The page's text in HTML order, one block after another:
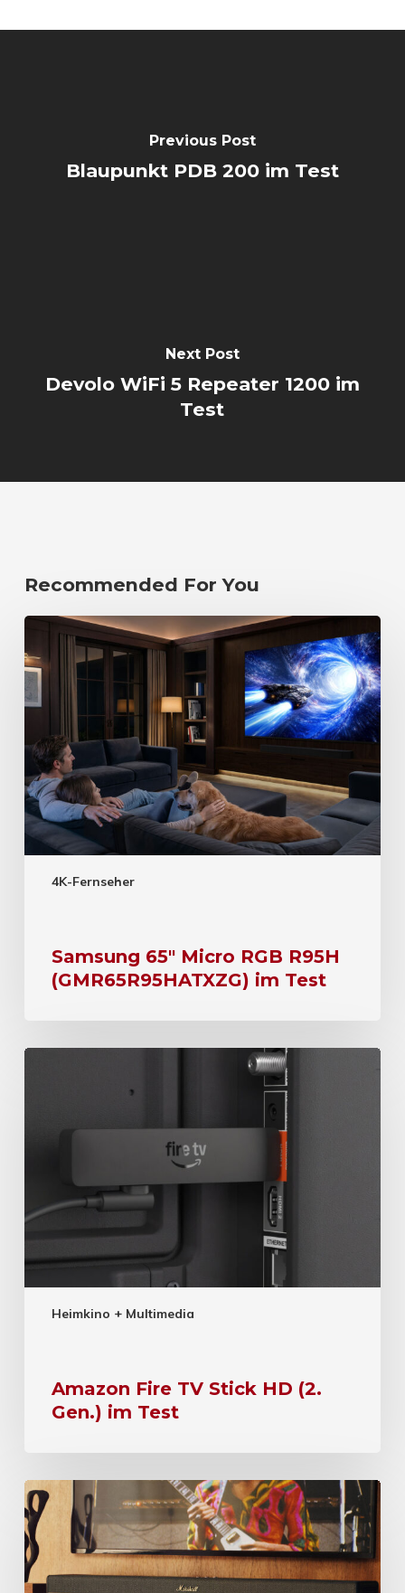
Previous Post
Blaupunkt PDB 200 im Test
Next Post
Devolo WiFi 5 Repeater 1200 im
Test
Recommended For You
4K-Fernseher
Samsung 65″ Micro RGB R95H
(GMR65R95HATXZG) im Test
Heimkino + Multimedia
Amazon Fire TV Stick HD (2.
Gen.) im Test